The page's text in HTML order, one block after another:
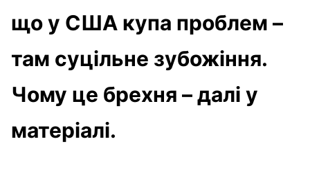
що у США купа проблем –
там суцільне зубожіння.
Чому це брехня – далі у
матеріалі.